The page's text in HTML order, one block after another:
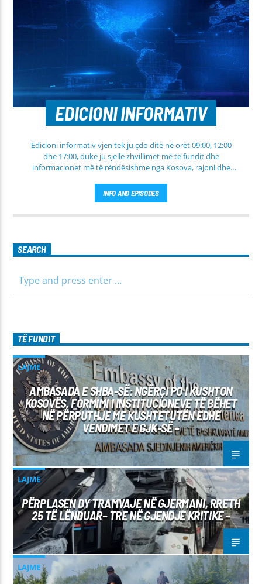
EDICIONI INFORMATIV
Edicioni informativ vjen tek ju çdo ditë në orët 09:00, 12:00
dhe 17:00, duke ju sjellë zhvillimet më të fundit dhe
informacionet më të rëndësishme nga Kosova, rajoni dhe
fusha të ndryshme, përfshirë politikën, shoqërinë dhe
ekonominë, si dhe rubrika të veçanta për sportin dhe
parashikimin e motit. Qëndroni me ne për informim të saktë,
INFO AND EPISODES
SEARCH
TË FUNDIT
LAJME
AMBASADA E SHBA-SË: NGËRÇI PO I KUSHTON
KOSOVËS, FORMIMI I INSTITUCIONEVE TË BËHET
NË PËRPUTHJE ME KUSHTETUTËN EDHE
VENDIMET E GJK-SË –
LAJME
PËRPLASEN DY TRAMVAJE NË GJERMANI, RRETH
25 TË LËNDUAR– TRE NË GJENDJE KRITIKE –
LAJME